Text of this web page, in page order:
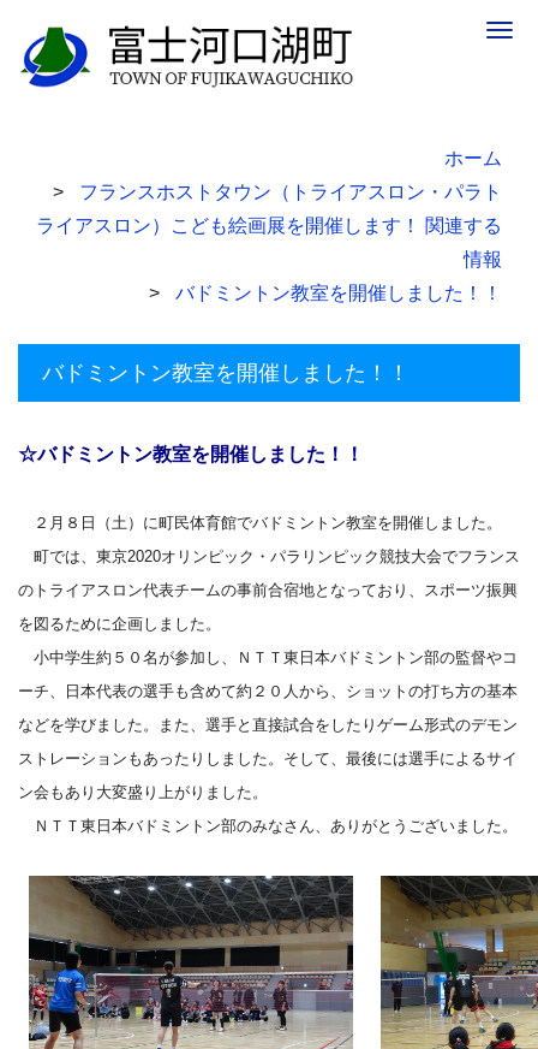
ホーム
フランスホストタウン（トライアスロン・パラト
ライアスロン）こども絵画展を開催します！ 関連する
情報
バドミントン教室を開催しました！！
バドミントン教室を開催しました！！
☆バドミントン教室を開催しました！！
２月８日（土）に町民体育館でバドミントン教室を開催しました。
町では、東京2020オリンピック・パラリンピック競技大会でフランス
のトライアスロン代表チームの事前合宿地となっており、スポーツ振興
を図るために企画しました。
小中学生約５０名が参加し、ＮＴＴ東日本バドミントン部の監督やコ
ーチ、日本代表の選手も含めて約２０人から、ショットの打ち方の基本
などを学びました。また、選手と直接試合をしたりゲーム形式のデモン
ストレーションもあったりしました。そして、最後には選手によるサイ
ン会もあり大変盛り上がりました。
ＮＴＴ東日本バドミントン部のみなさん、ありがとうございました。